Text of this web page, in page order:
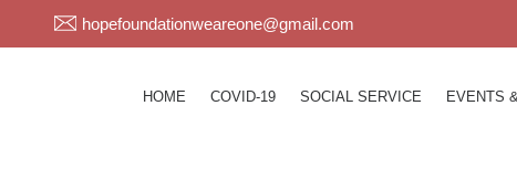
hopefoundationweareone@gmail.com
HOME COVID-19 SOCIAL SERVICE EVENTS